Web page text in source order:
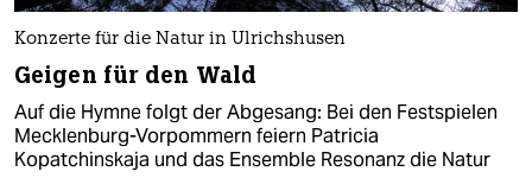
Konzerte für die Natur in Ulrichshusen
Geigen für den Wald
Auf die Hymne folgt der Abgesang: Bei den Festspielen
Mecklenburg-Vorpommern feiern Patricia
Kopatchinskaja und das Ensemble Resonanz die Natur